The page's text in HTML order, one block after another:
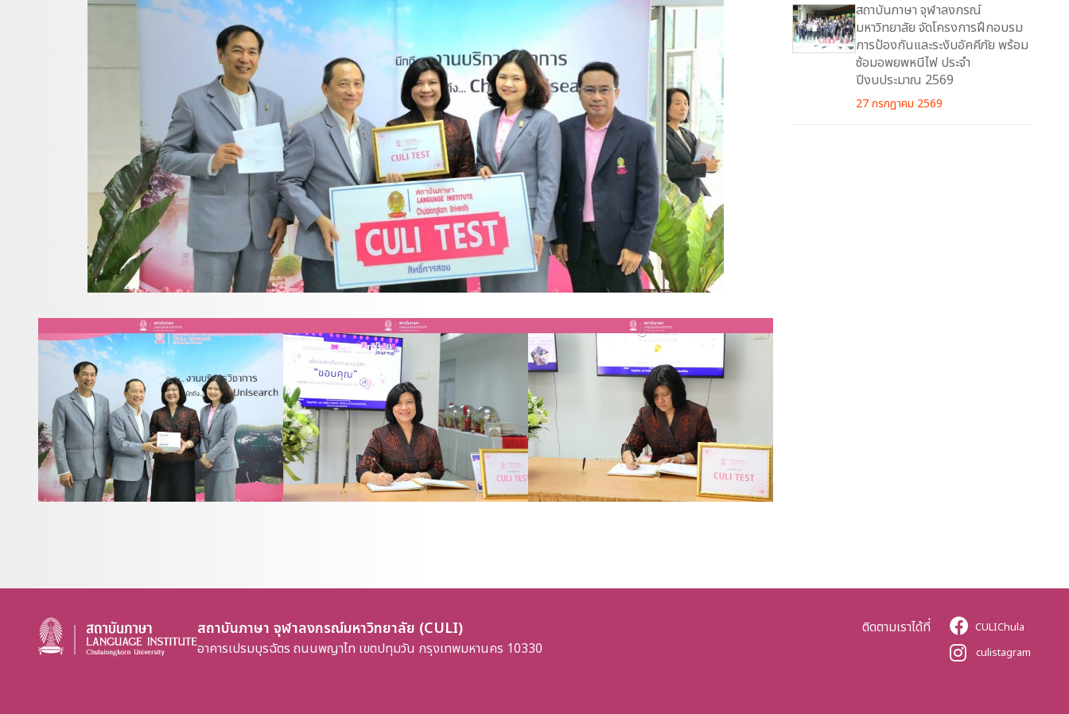
สถาบันภาษา จุฬาลงกรณ์
มหาวิทยาลัย จัดโครงการฝึกอบรม
การป้องกันและระงับอัคคีภัย พร้อม
ซ้อมอพยพหนีไฟ ประจำ
ปีงบประมาณ 2569
27 กรกฎาคม 2569
สถาบันภาษา จุฬาลงกรณ์มหาวิทยาลัย (CULI)
อาคารเปรมบุรฉัตร ถนนพญาไท เขตปทุมวัน กรุงเทพมหานคร 10330
ติดตามเราได้ที่
CULIChula
culistagram